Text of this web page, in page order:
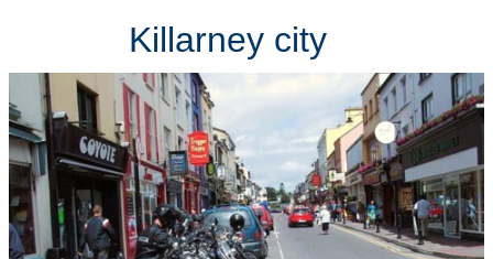
Killarney city